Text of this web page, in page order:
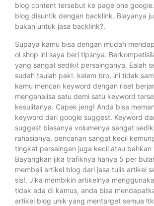
blog content tersebut ke page one
blog disuntik dengan backlink. Biayanya
bukan untuk jasa backlink?.
Supaya kamu bisa dengan mudah
ol shop ini saya beri tipsnya.
yang sangat sedikit persainganya. Ealah
sudah taulah pak!. kalem bro, ini tidak
kamu mencari keyword dengan riset
menganalisa satu demi satu keyword
kesulitanya. Capek jeng! Anda bisa
keyword dari google suggest. Keyword
suggest biasanya volumenya sangat
rahasianya, pencarian sangat kecil
tingkat persaingan juga kecil atau bahkan
Bayangkan jika trafiknya hanya 5 per
membeli artikel blog dari jasa tulis artikel
sis!. Jika membikin artikelnya
tidak ada di kamus, anda bisa
artikel blog unik yang mentarget semua